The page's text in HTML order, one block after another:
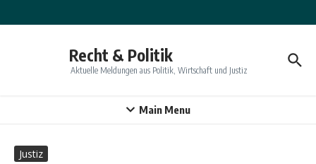
Recht & Politik
Aktuelle Meldungen aus Politik, Wirtschaft und Justiz
Main Menu
Justiz